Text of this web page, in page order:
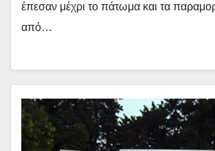
έπεσαν μέχρι το πάτωμα και τα
από…